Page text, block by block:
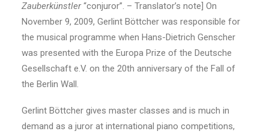
Zauberkünstler“conjuror”. – Translator’s note] On
November 9, 2009, Gerlint Böttcher was responsible for
the musical programme when Hans-Dietrich Genscher
was presented with the Europa Prize of the Deutsche
Gesellschaft e.V. on the 20th anniversary of the Fall of
the Berlin Wall.
Gerlint Böttcher gives master classes and is much in
demand as a juror at international piano competitions,